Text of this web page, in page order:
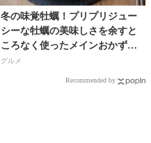
冬の味覚牡蠣！プリプリジュー
シーな牡蠣の美味しさを余すと
ころなく使ったメインおかず３
つ【料理研究家・フードコーデ
グルメ
Recommended by